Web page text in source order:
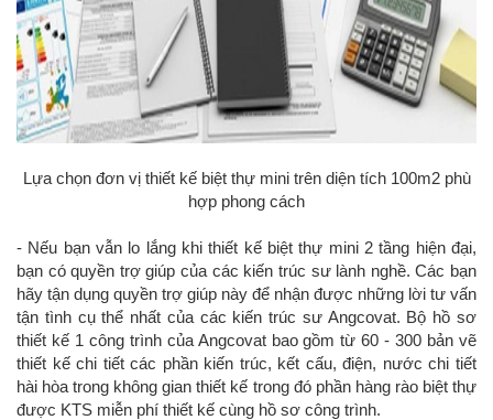
Lựa chọn đơn vị thiết kế biệt thự mini trên diện tích 100m2 phù
hợp phong cách
- Nếu bạn vẫn lo lắng khi thiết kế biệt thự mini 2 tầng hiện đại,
bạn có quyền trợ giúp của các kiến trúc sư lành nghề. Các bạn
hãy tận dụng quyền trợ giúp này để nhận được những lời tư vấn
tận tình cụ thể nhất của các kiến trúc sư Angcovat. Bộ hồ sơ
thiết kế 1 công trình của Angcovat bao gồm từ 60 - 300 bản vẽ
thiết kế chi tiết các phần kiến trúc, kết cấu, điện, nước chi tiết
hài hòa trong không gian thiết kế trong đó phần hàng rào biệt thự
được KTS miễn phí thiết kế cùng hồ sơ công trình.